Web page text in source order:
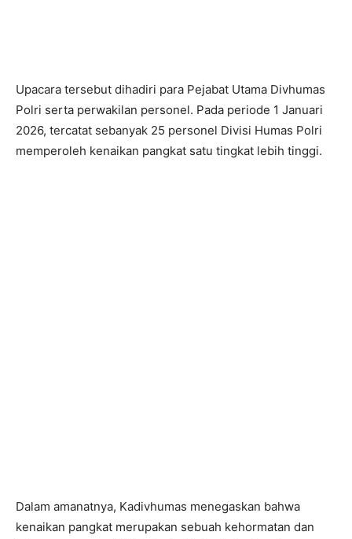
Upacara tersebut dihadiri para Pejabat Utama Divhumas
Polri serta perwakilan personel. Pada periode 1 Januari
2026, tercatat sebanyak 25 personel Divisi Humas Polri
memperoleh kenaikan pangkat satu tingkat lebih tinggi.
Dalam amanatnya, Kadivhumas menegaskan bahwa
kenaikan pangkat merupakan sebuah kehormatan dan